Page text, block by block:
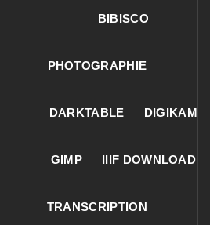
BIBISCO
PHOTOGRAPHIE
DARKTABLE DIGIKAM
GIMP IIIF DOWNLOAD
TRANSCRIPTION